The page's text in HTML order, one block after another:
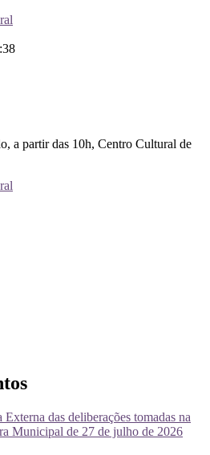
a partir das 10h, Centro Cultural de
das deliberações tomadas na
Municipal de 27 de julho de 2026